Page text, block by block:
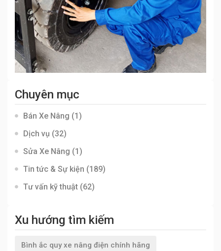
Chuyên mục
Bán Xe Nâng (1)
Dịch vụ (32)
Sửa Xe Nâng (1)
Tin tức & Sự kiện (189)
Tư vấn kỹ thuật (62)
Xu hướng tìm kiếm
Bình ắc quy xe nâng điện chính hãng